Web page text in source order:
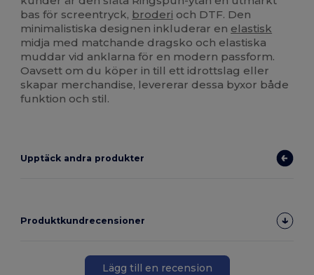
bas för screentryck, broderi och DTF. Den
minimalistiska designen inkluderar en elastisk
midja med matchande dragsko och elastiska
muddar vid anklarna för en modern passform.
Oavsett om du köper in till ett idrottslag eller
skapar merchandise, levererar dessa byxor både
funktion och stil.
Upptäck andra produkter
Produktkundrecensioner
Lägg till en recension